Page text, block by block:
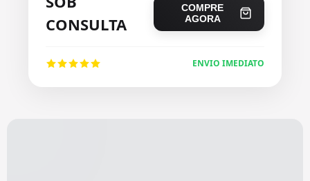
CONSULTA
COMPRE
AGORA
ENVIO IMEDIATO